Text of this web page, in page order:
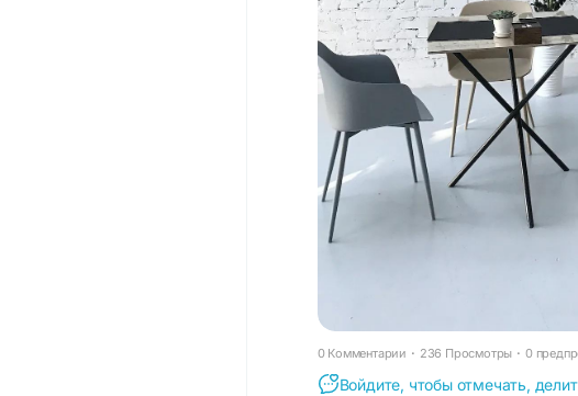
0 Комментарии · 236 Просмотры · 0
Войдите, чтобы отмечать,